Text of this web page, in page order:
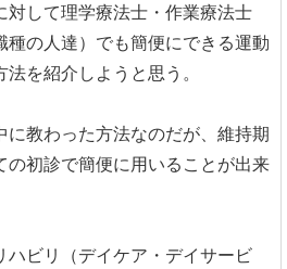
対して理学療法士・作業療法士
種の人達）でも簡便にできる運動
を紹介しようと思う。
に教わった方法なのだが、維持期
の初診で簡便に用いることが出来
ハビリ（デイケア・デイサービ